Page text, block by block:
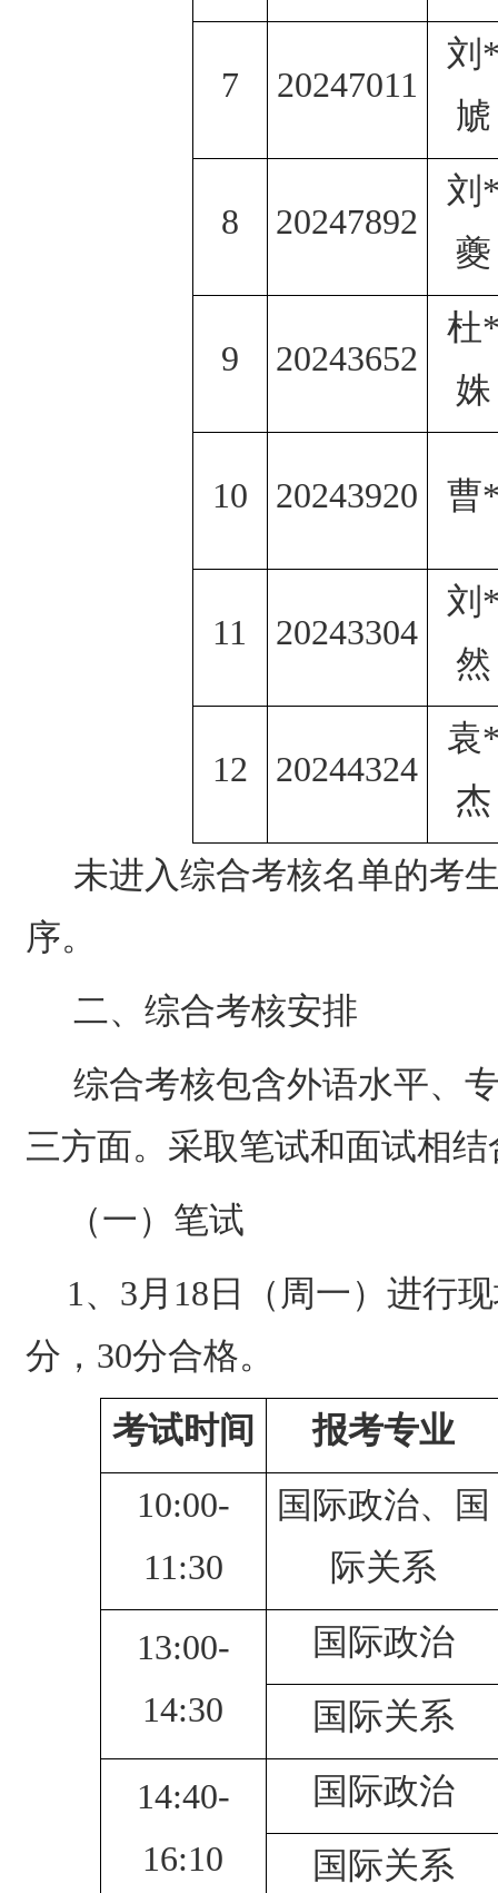
7 20247011
刘
虓
8 20247892
刘
夔
9 20243652
杜
姝
10 20243920 曹
11 20243304
刘
然
12 20244324
袁
杰
未进入综合考核名单的考
序。
二、综合考核安排
综合考核包含外语水平、
三方面。采取笔试和面试相
（一）笔试
1 、 3月 18 日（周一）进行
分， 30分合格。
考试时间
报考专业
10:00-
11:30
国际政治、国
际关系
13:00-
14:30
国际政治
国际关系
14:40-
16:10
国际政治
国际关系